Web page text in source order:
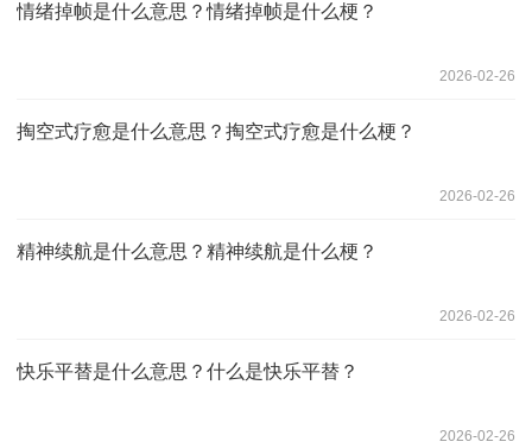
情绪掉帧是什么意思？情绪掉帧是什么梗？
2026-02-26
掏空式疗愈是什么意思？掏空式疗愈是什么梗？
2026-02-26
精神续航是什么意思？‌精神续航是什么梗？
2026-02-26
快乐平替是什么意思？什么是快乐平替？
2026-02-26